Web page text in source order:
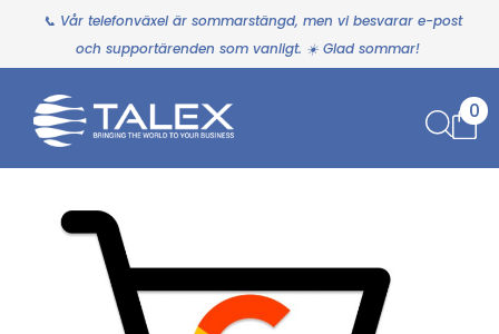
📞 Vår telefonväxel är sommarstängd, men vi besvarar e-post
och supportärenden som vanligt. ☀️ Glad sommar!
0